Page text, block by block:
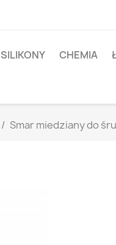
SILIKONY CHEMIA
Smar miedziany do